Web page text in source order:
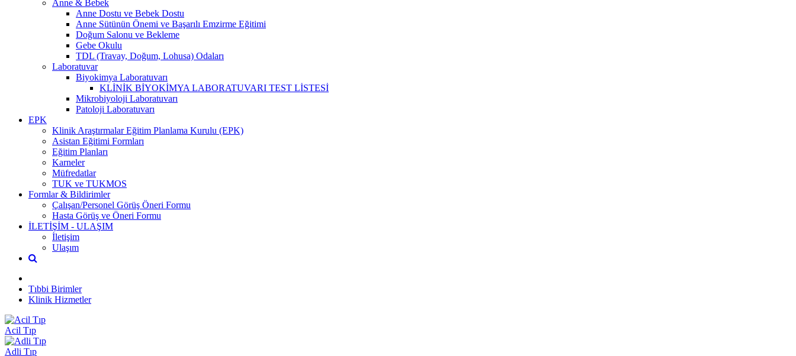
Anne & Bebek
Anne Dostu ve Bebek Dostu
Anne Sütünün Önemi ve Başarılı Emzirme Eğitimi
Doğum Salonu ve Bekleme
Gebe Okulu
TDL (Travay, Doğum, Lohusa) Odaları
Laboratuvar
Biyokimya Laboratuvarı
KLİNİK BİYOKİMYA LABORATUVARI TEST LİSTESİ
Mikrobiyoloji Laboratuvarı
Patoloji Laboratuvarı
EPK
Klinik Araştırmalar Eğitim Planlama Kurulu (EPK)
Asistan Eğitimi Formları
Eğitim Planları
Karneler
Müfredatlar
TUK ve TUKMOS
Formlar & Bildirimler
Çalışan/Personel Görüş Öneri Formu
Hasta Görüş ve Öneri Formu
İLETİŞİM - ULAŞIM
İletişim
Ulaşım
Tıbbi Birimler
Klinik Hizmetler
Acil Tıp
Adli Tıp